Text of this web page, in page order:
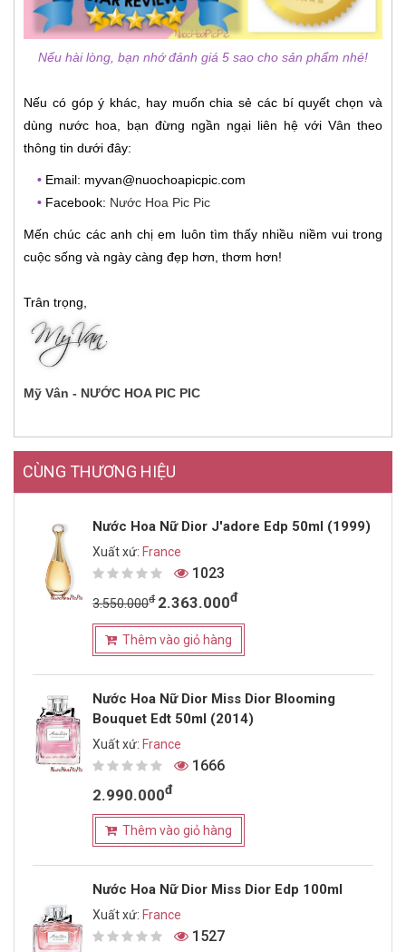
Nếu hài lòng, bạn nhớ đánh giá 5 sao cho sản phẩm nhé!
Nếu có góp ý khác, hay muốn chia sẻ các bí quyết chọn và
dùng nước hoa, bạn đừng ngần ngại liên hệ với Vân theo
thông tin dưới đây:
• Email: myvan@nuochoapicpic.com
• Facebook: Nước Hoa Pic Pic
Mến chúc các anh chị em luôn tìm thấy nhiều niềm vui trong
cuộc sống và ngày càng đẹp hơn, thơm hơn!
Trân trọng,
Mỹ Vân - NƯỚC HOA PIC PIC
CÙNG THƯƠNG HIỆU
Nước Hoa Nữ Dior J'adore Edp 50ml (1999)
Xuất xứ: France
1023
3.550.000đ 2.363.000đ
Thêm vào giỏ hàng
Nước Hoa Nữ Dior Miss Dior Blooming
Bouquet Edt 50ml (2014)
Xuất xứ:France
1666
2.990.000đ
Thêm vào giỏ hàng
Nước Hoa Nữ Dior Miss Dior Edp 100ml
Xuất xứ: France
1527